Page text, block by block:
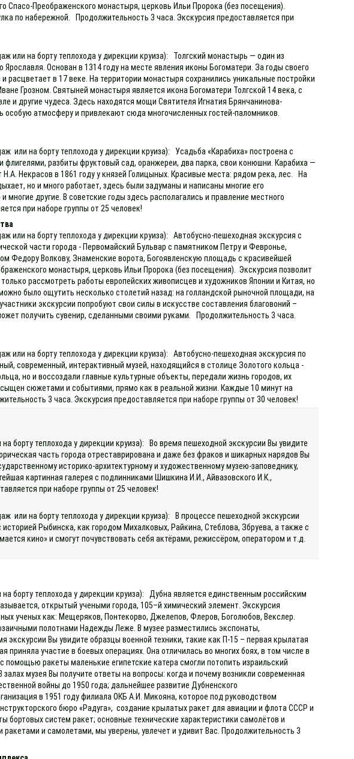
Преображенского монастыря, церковь Ильи Пророка (без посещения).
по набережной. Продолжительность 3 часа. Экскурсия предоставляется при
или на борту теплохода у дирекции круиза): Толгский монастырь — один из
Основан в 1314 году на месте явления иконы Богоматери. За годы своего
в 17 веке. На территории монастыря сохранились уникальные постройки
Грозном. Святыней монастыря является икона Богоматери Толгской 14 века, с
и другие чудеса. Здесь находятся мощи Святителя Игнатия Брянчанинова-
особую атмосферу и привлекают сюда многочисленных гостей-паломников.
или на борту теплохода у дирекции круиза): Усадьба «Карабиха» построена с
разбиты фруктовый сад, оранжереи, два парка, свои конюшни. Карабиха —
Некрасов в 1861 году у князей Голицыных. Красивые места: рядом река, лес. На
но и много работает, здесь были задуманы и написаны многие его
другие. В советские годы здесь располагались и правление местного
при наборе группы от 25 человек!
или на борту теплохода у дирекции круиза): Автобусно-пешеходная экскурсия с
части города - Первомайский Бульвар с памятником Петру и Февронье,
Волкову, Знаменские ворота, Богоявленскую площадь с красивейшей
монастыря, церковь Ильи Пророка (без посещения). Экскурсия позволит
рассмотреть работы европейских живописцев и художников Японии и Китая, но
было ощутить несколько столетий назад: на голландской рыночной площади, на
экскурсии попробуют свои силы в искусстве составления благовоний –
получить сувенир, сделанными своими руками. Продолжительность 3 часа.
или на борту теплохода у дирекции круиза): Автобусно-пешеходная экскурсия по
современный, интерактивный музей, находящийся в столице Золотого кольца -
но и воссоздали главные культурные объекты, передали жизнь городов, их
сюжетами и событиями, прямо как в реальной жизни. Каждые 10 минут на
3 часа. Экскурсия предоставляется при наборе группы от 30 человек!
борту теплохода у дирекции круиза): Во время пешеходной экскурсии Вы увидите
часть города отреставрирована и даже без фраков и шикарных нарядов Вы
историко-архитектурному и художественному музею-заповеднику,
картинная галерея с подлинниками Шишкина И.И., Айвазовского И.К.,
при наборе группы от 25 человек!
или на борту теплохода у дирекции круиза): В процессе пешеходной экскурсии
Рыбинска, как городом Михалковых, Райкина, Стеблова, Збруева, а также с
кино» и смогут почувствовать себя актёрами, режиссёром, оператором и т.д.
борту теплохода у дирекции круиза): Дубна является единственным российским
открытый учеными города, 105–й химический элемент. Экскурсия
ученых как: Мещеряков, Понтекорво, Джелепов, Флеров, Боголюбов, Векслер.
полотнами Надежды Леже. В музее разместились экспонаты,
Вы увидите образцы военной техники, такие как П-15 – первая крылатая
участие в боевых операциях. Она отличилась во многих боях, в том числе в
ракеты маленькие египетские катера смогли потопить израильский
музея Вы получите ответы на вопросы: когда и почему возникли современная
войны до 1950 года; дальнейшее развитие Дубненского
в 1951 году филиала ОКБ А.И. Микояна, которое под руководством
бюро «Радуга», создание крылатых ракет для авиации и флота СССР и
систем ракет; основные технические характеристики самолётов и
и самолетами, мы уверены, увлечет и удивит Вас. Продолжительность 3